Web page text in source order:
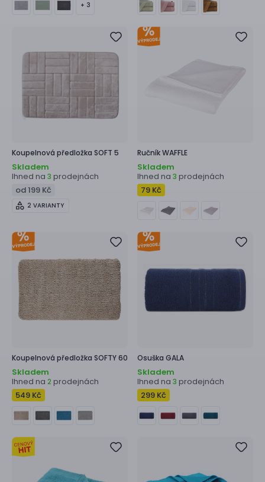
+ 3
Koupelnová předložka SOFT 5
Skladem
Ihned na 3 prodejnách
od 199 Kč
2 VARIANTY
RučníkWAFFLE
Skladem
Ihned na 3 prodejnách
79 Kč
Koupelnová předložka SOFTY 60
Skladem
Ihned na 2 prodejnách
549 Kč
Osuška GALA
Skladem
Ihned na 3 prodejnách
299 Kč